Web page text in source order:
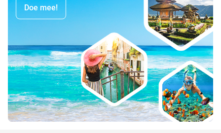
Doe mee!